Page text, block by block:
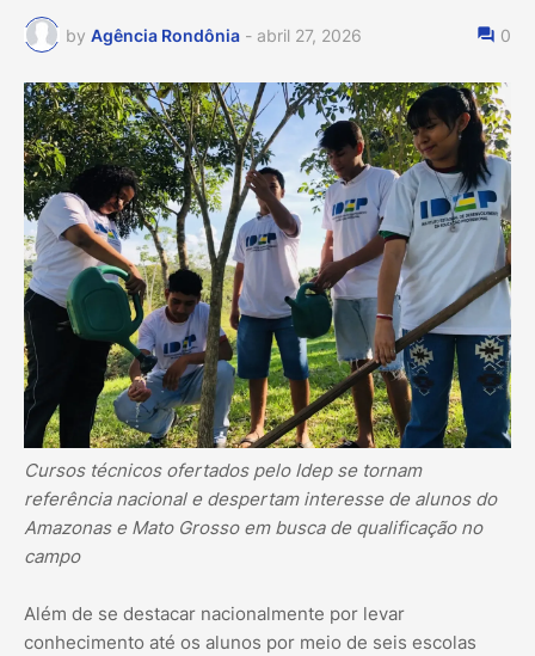
by Agência Rondônia - abril 27, 2026 0
Cursos técnicos ofertados pelo Idep se tornam
referência nacional e despertam interesse de alunos do
Amazonas e Mato Grosso em busca de qualificação no
campo
Além de se destacar nacionalmente por levar
conhecimento até os alunos por meio de seis escolas